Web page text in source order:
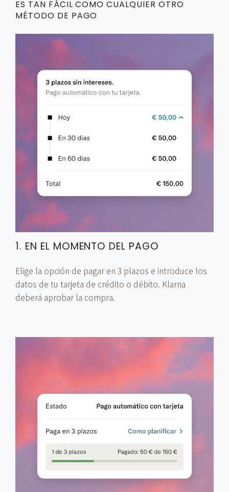
ES TAN FÁCIL COMO CUALQUIER OTRO
MÉTODO DE PAGO
1. EN EL MOMENTO DEL PAGO
Elige la opción de pagar en 3 plazos e introduce los
datos de tu tarjeta de crédito o débito. Klarna
deberá aprobar la compra.